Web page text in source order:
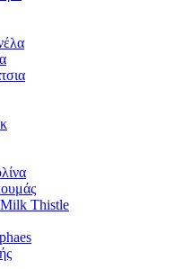
Milk Thistle